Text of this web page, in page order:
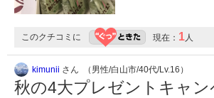
このクチコミに 現在： 1人
kimunii さん （男性/白山市/40代/Lv.16）
秋の4大プレゼントキャ